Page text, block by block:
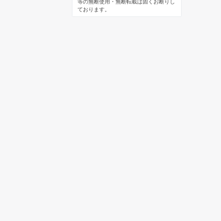
等の無断使用・無断転載は固くお断りし
ております。